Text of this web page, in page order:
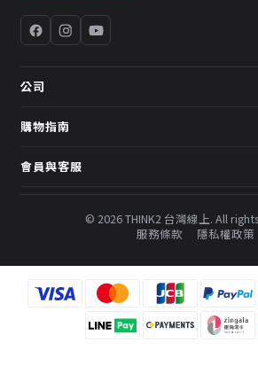
公司
關於我們
預約諮詢
購物指南
配送說明
常見問題
會員與客服
會員中心
© 2026 THINK2 台灣線上. All
服務條款
隱私權政策